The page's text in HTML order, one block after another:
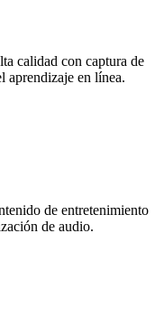
calidad con captura de
aprendizaje en línea.
de entretenimiento
de audio.